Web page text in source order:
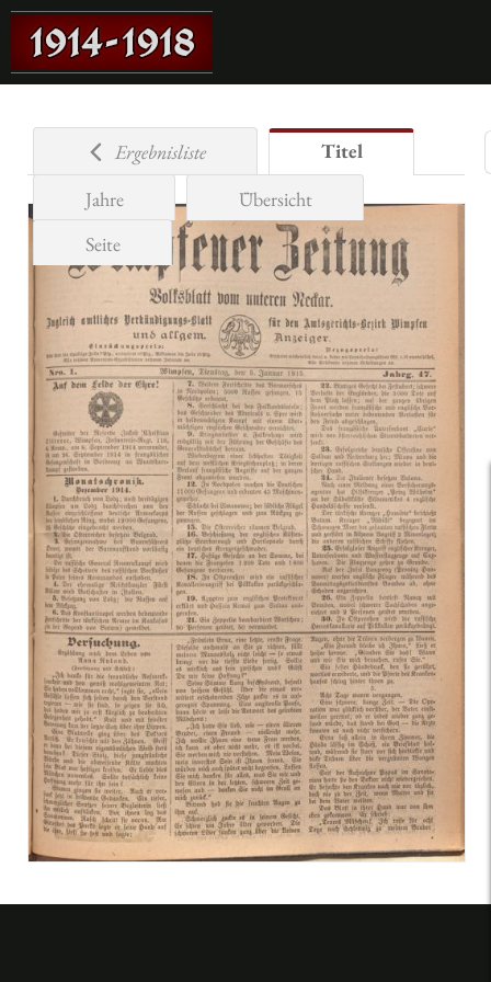
Ergebnisliste
Titel
Jahre
Übersicht
Seite